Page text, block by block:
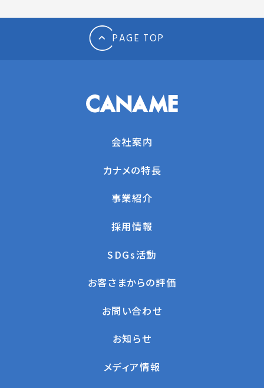
PAGE TOP
会社案内
カナメの特長
事業紹介
採用情報
SDGs活動
お客さまからの評価
お問い合わせ
お知らせ
メディア情報